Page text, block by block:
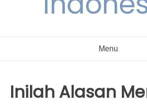
Menu
Inilah Alasan